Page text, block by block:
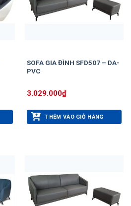
SOFA GIA ĐÌNH SFD507 – DA-
PVC
3.029.000₫
THÊM VÀO GIỎ HÀNG